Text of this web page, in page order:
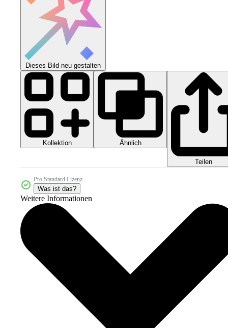
Dieses Bild neu gestalten
Kollektion Ähnlich
Teilen
Pro Standard Lizenz
Was ist das?
Weitere Informationen